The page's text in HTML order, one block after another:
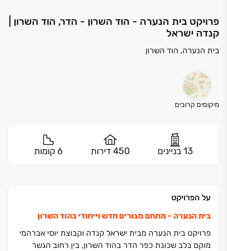
פרויקט בית הנערה - הוד השרון - הדר, הוד השרון |
קנדה ישראל
בית הנערה, הוד השרון
מיקומים קרובים
13 בניינים 450 דירות 6 קומות
על הפרויקט
בית הנערה ‏- מתחם מגורים חדש וייחודי בהוד השרון
פרויקט בית הנערה מבית ישראל קנדה וקבוצת יוסי אברהמי
מוקם בלב שכונת כפר הדר בהוד השרון, בין רחוב הגשר